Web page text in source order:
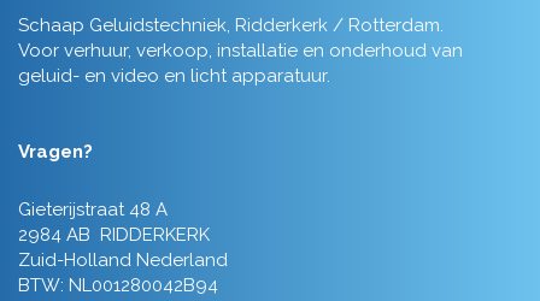
Schaap Geluidstechniek, Ridderkerk / Rotterdam.
Voor verhuur, verkoop, installatie en onderhoud van
geluid- en video en licht apparatuur.
Vragen?
Gieterijstraat 48 A
2984 AB RIDDERKERK
Zuid-Holland Nederland
BTW: NL001280042B94